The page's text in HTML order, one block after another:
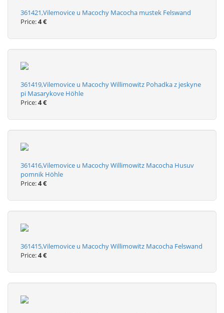
361421,Vilemovice u Macochy Macocha mustek Felswand
Price:4 €
361419,Vilemovice u Macochy Willimowitz Pohadka z jeskyne
pi Masarykove Höhle
Price:4 €
361416,Vilemovice u Macochy Willimowitz Macocha Husuv
pomnik Höhle
Price:4 €
361415,Vilemovice u Macochy Willimowitz Macocha Felswand
Price:4 €